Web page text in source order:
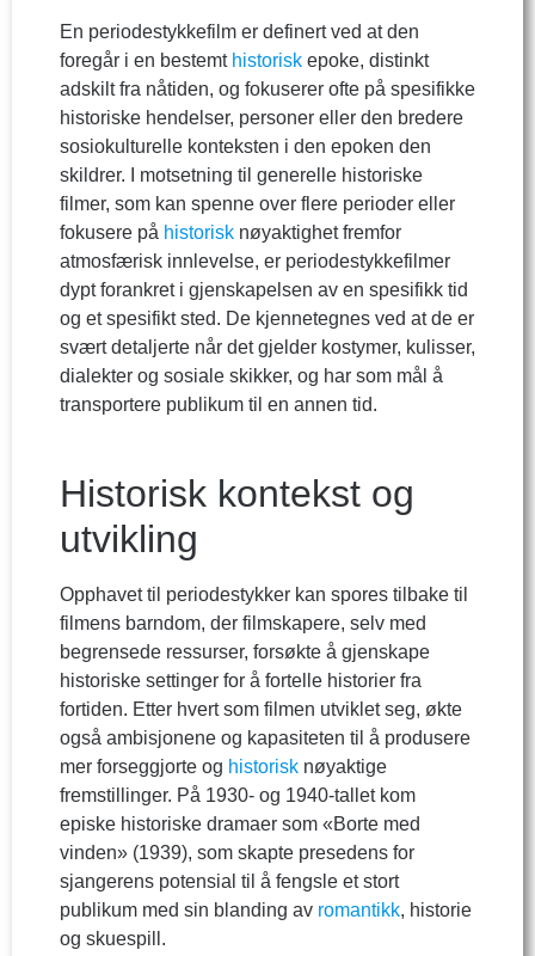
En periodestykkefilm er definert ved at den
foregår i en bestemt historisk epoke, distinkt
adskilt fra nåtiden, og fokuserer ofte på spesifikke
historiske hendelser, personer eller den bredere
sosiokulturelle konteksten i den epoken den
skildrer. I motsetning til generelle historiske
filmer, som kan spenne over flere perioder eller
fokusere på historisk nøyaktighet fremfor
atmosfærisk innlevelse, er periodestykkefilmer
dypt forankret i gjenskapelsen av en spesifikk tid
og et spesifikt sted. De kjennetegnes ved at de er
svært detaljerte når det gjelder kostymer, kulisser,
dialekter og sosiale skikker, og har som mål å
transportere publikum til en annen tid.
Historisk kontekst og
utvikling
Opphavet til periodestykker kan spores tilbake til
filmens barndom, der filmskapere, selv med
begrensede ressurser, forsøkte å gjenskape
historiske settinger for å fortelle historier fra
fortiden. Etter hvert som filmen utviklet seg, økte
også ambisjonene og kapasiteten til å produsere
mer forseggjorte og historisk nøyaktige
fremstillinger. På 1930- og 1940-tallet kom
episke historiske dramaer som «Borte med
vinden» (1939), som skapte presedens for
sjangerens potensial til å fengsle et stort
publikum med sin blanding av romantikk, historie
og skuespill.